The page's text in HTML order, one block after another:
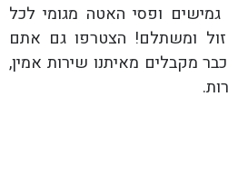
גמישים ופסי האטה מגומי לכל
ומשתלם! הצטרפו גם אתם
מקבלים מאיתנו שירות אמין,